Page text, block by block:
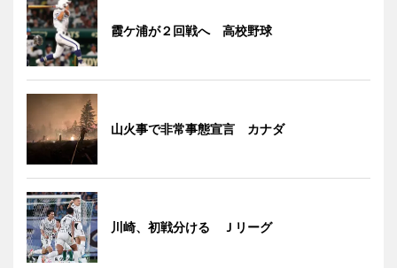
霞ケ浦が２回戦へ 高校野球
山火事で非常事態宣言 カナダ
川崎、初戦分ける Ｊリーグ